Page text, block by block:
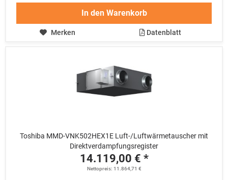
In den Warenkorb
Merken Datenblatt
Toshiba MMD-VNK502HEX1E Luft-/Luftwärmetauscher mit
Direktverdampfungsregister
14.119,00 € *
Nettopreis: 11.864,71 €